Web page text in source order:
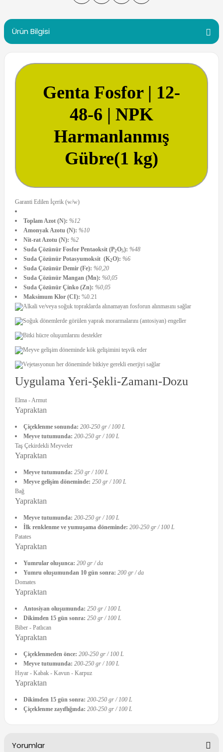
Ürün Bilgisi
Genta Fosfor | 12-
48-6 | NPK
Harmanlanmış
Gübre(1 kg)
Garanti Edilen İçerik (w/w)
Toplam Azot (N): %12
Amonyak Azotu (N): %10
Nit-rat Azotu (N): %2
Suda Çözünür Fosfor Pentaoksit (P2O5): %48
Suda Çözünür Potasyumoksit (K2O): %6
Suda Çözünür Demir (Fe): %0,20
Suda Çözünür Mangan (Mn): %0,05
Suda Çözünür Çinko (Zn): %0,05
Maksimum Klor (CI): %0.21
Alkali ve/veya soğuk topraklarda alınamayan fosforun alınmasını sağlar
Soğuk dönemlerde görülen yaprak morarmalarını (antosiyan) engeller
Bitki hücre oluşumlarını destekler
Meyve gelişim döneminde kök gelişimini teşvik eder
Vejetasyonun her döneminde bitkiye gerekli enerjiyi sağlar
Uygulama Yeri-Şekli-Zamanı-Dozu
Elma - Armut
Yapraktan
Çiçeklenme sonunda: 200-250 gr / 100 L
Meyve tutumunda: 200-250 gr / 100 L
Taş Çekirdekli Meyveler
Yapraktan
Meyve tutumunda: 250 gr / 100 L
Meyve gelişim döneminde: 250 gr / 100 L
Bağ
Yapraktan
Meyve tutumunda: 200-250 gr / 100 L
İlk renklenme ve yumuşama döneminde: 200-250 gr / 100 L
Patates
Yapraktan
Yumrular oluşunca: 200 gr / da
Yumru oluşumundan 10 gün sonra: 200 gr / da
Domates
Yapraktan
Antosiyan oluşumunda: 250 gr / 100 L
Dikimden 15 gün sonra: 250 gr / 100 L
Biber - Patlıcan
Yapraktan
Çiçeklenmeden önce: 200-250 gr / 100 L
Meyve tutumunda: 200-250 gr / 100 L
Hıyar - Kabak - Kavun - Karpuz
Yapraktan
Dikimden 15 gün sonra: 200-250 gr / 100 L
Çiçeklenme zayıflığında: 200-250 gr / 100 L
Yorumlar